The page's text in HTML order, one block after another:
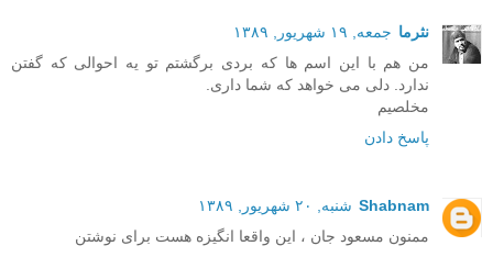
نثرما جمعه, ۱۹ شهریور, ۱۳۸۹
من هم با این اسم ها که بردی برگشتم تو یه احوالی که گفتن
ندارد. دلی می خواهد که شما داری.
مخلصیم
پاسخ دادن
Shabnam شنبه, ۲۰ شهریور, ۱۳۸۹
ممنون مسعود جان ، اين واقعا انگيزه هست برای نوشتن